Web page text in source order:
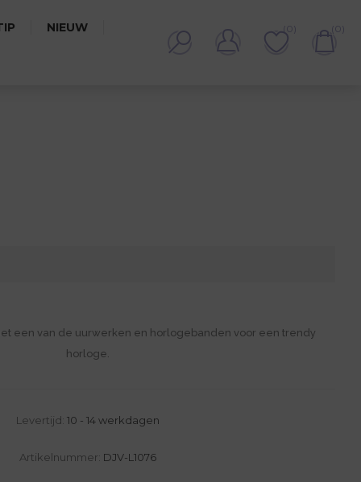
NIEUW (0) (0)
een van de uurwerken en horlogebanden voor een trendy
horloge.
Levertijd: 10 - 14 werkdagen
Artikelnummer: DJV-L1076